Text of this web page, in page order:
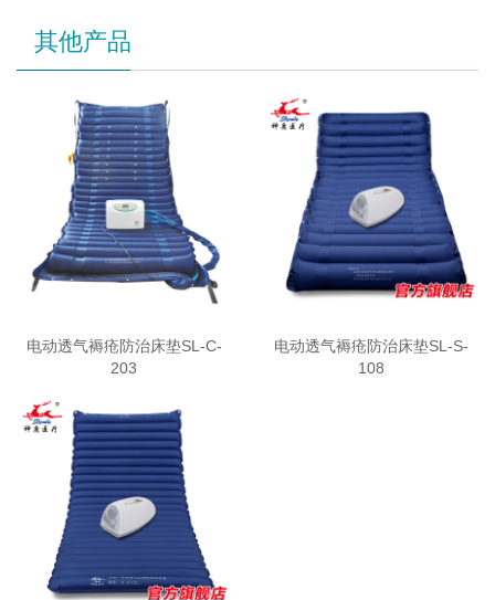
其他产品
电动透气褥疮防治床垫SL-C-
203
电动透气褥疮防治床垫SL-S-
108